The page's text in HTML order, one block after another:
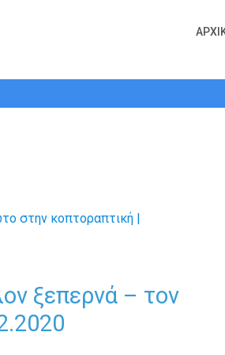
ξεπερνά – τον κ.
ξεπερνά – τον